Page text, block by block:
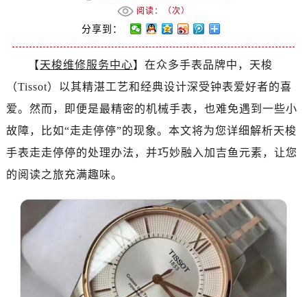
阅读：（次）
分享到：
【天梭维修服务中心】在众多手表品牌中，天梭
（Tissot）以其精湛工艺和经典设计深受钟表爱好者的喜
爱。然而，即便是最精密的机械手表，也难免遇到一些小
故障，比如“走走停停”的现象。本文将为您详细解析天梭
手表走走停停的处理办法，并巧妙融入加吉鱼元素，让您
的阅读之旅充满趣味。